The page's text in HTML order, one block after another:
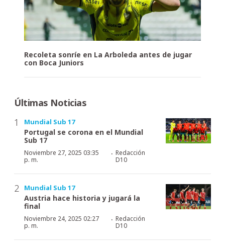
Recoleta sonríe en La Arboleda antes de jugar
con Boca Juniors
Últimas Noticias
Mundial Sub 17
Portugal se corona en el Mundial
Sub 17
Noviembre 27, 2025 03:35
p. m.
·Redacción
D10
Mundial Sub 17
Austria hace historia y jugará la
final
Noviembre 24, 2025 02:27
p. m.
·Redacción
D10